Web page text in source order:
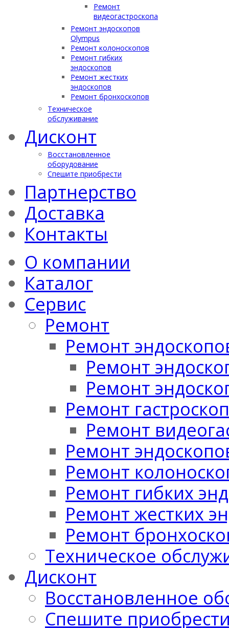
Ремонт
видеогастроскопа
Ремонт эндоскопов
Olympus
Ремонт колоноскопов
Ремонт гибких
эндоскопов
Ремонт жестких
эндоскопов
Ремонт бронхоскопов
Техническое
обслуживание
Дисконт
Восстановленное
оборудование
Спешите приобрести
Партнерство
Доставка
Контакты
О компании
Каталог
Сервис
Ремонт
Ремонт
Ремонт
Ремонт
Ремонт
Ремонт
Ремонт
Ремонт
Ремонт гибких
Ремонт жестких
Ремонт
Техническое
Дисконт
Восстановленное
Спешите